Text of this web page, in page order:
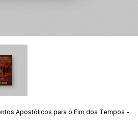
Apostólicos para o Fim dos Tempos -